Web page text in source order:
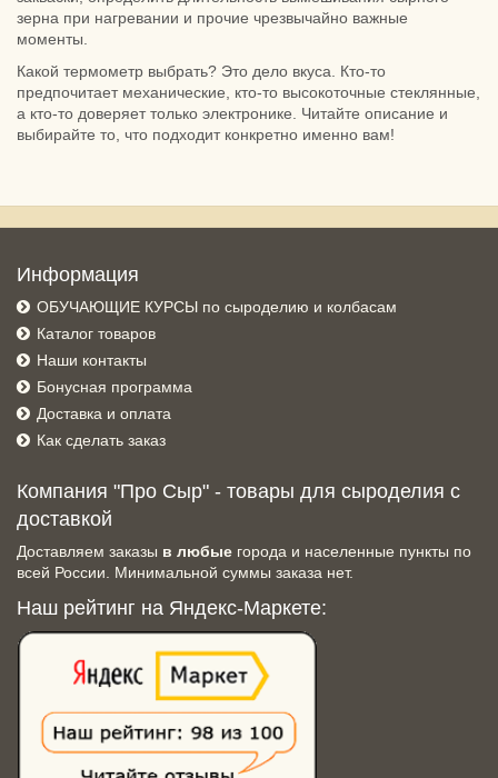
зерна при нагревании и прочие чрезвычайно важные
моменты.
Какой термометр выбрать? Это дело вкуса. Кто-то
предпочитает механические, кто-то высокоточные стеклянные,
а кто-то доверяет только электронике. Читайте описание и
выбирайте то, что подходит конкретно именно вам!
Информация
ОБУЧАЮЩИЕ КУРСЫ по сыроделию и колбасам
Каталог товаров
Наши контакты
Бонусная программа
Доставка и оплата
Как сделать заказ
Компания "Про Сыр" - товары для сыроделия с
доставкой
Доставляем заказы в любые города и населенные пункты по
всей России. Минимальной суммы заказа нет.
Наш рейтинг на Яндекс-Маркете: